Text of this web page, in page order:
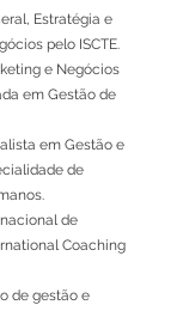
Estratégia e
pelo ISCTE.
e Negócios
em Gestão de
em Gestão e
de
de
Coaching
de gestão e